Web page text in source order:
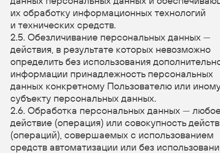
физическое лицо, самостоятельно или совместно
с другими лицами организующие и/
или осуществляющие обработку персональных
данных, а также определяющие цели обработки
персональных данных, состав персональных
данных, подлежащих обработке, действия
(операции), совершаемые с персональными
данными.
2.8. Персональные данные — любая информация,
относящаяся прямо или косвенно
к определенному или определяемому
Пользователю веб-сайта https://muzbitva.ru/.
2.9. Персональные данные, разрешенные
субъектом персональных данных для
распространения, — персональные данные, доступ
неограниченного круга лиц к которым
предоставлен субъектом персональных данных